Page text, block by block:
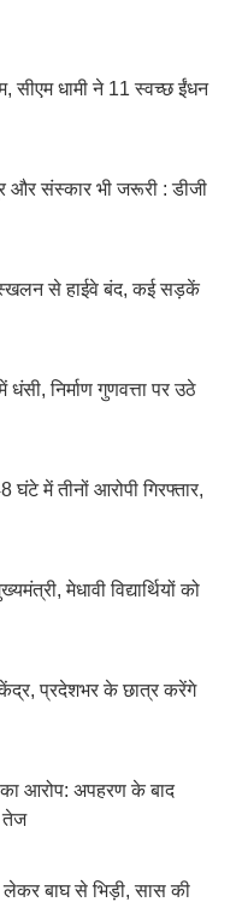
सीएम धामी ने 11 स्वच्छ ईंधन
संस्कार भी जरूरी : डीजी
से हाईवे बंद, कई सड़कें
निर्माण गुणवत्ता पर उठे
में तीनों आरोपी गिरफ्तार,
मेधावी विद्यार्थियों को
केंद्र, प्रदेशभर के छात्र करेंगे
आरोप: अपहरण के बाद
तेज
लेकर बाघ से भिड़ी, सास की